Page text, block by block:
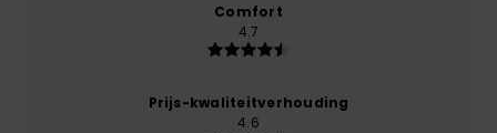
Comfort
4.7
Prijs-kwaliteitverhouding
4.6